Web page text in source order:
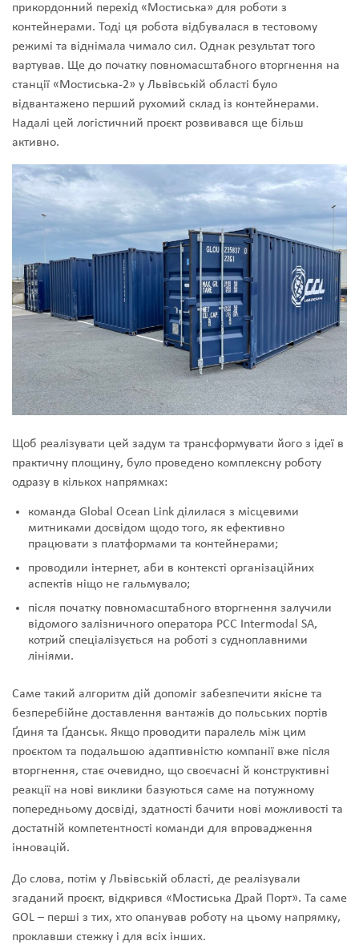
прикордонний перехід «Мостиська» для роботи з
контейнерами. Тоді ця робота відбувалася в тестовому
режимі та віднімала чимало сил. Однак результат того
вартував. Ще до початку повномасштабного вторгнення на
станції «Мостиська-2» у Львівській області було
відвантажено перший рухомий склад із контейнерами.
Надалі цей логістичний проєкт розвивався ще більш
активно.
Щоб реалізувати цей задум та трансформувати його з ідеї в
практичну площину, було проведено комплексну роботу
одразу в кількох напрямках:
команда Global Ocean Link ділилася з місцевими
митниками досвідом щодо того, як ефективно
працювати з платформами та контейнерами;
проводили інтернет, аби в контексті організаційних
аспектів ніщо не гальмувало;
після початку повномасштабного вторгнення залучили
відомого залізничного оператора PCC Intermodal SA,
котрий спеціалізується на роботі з судноплавними
лініями.
Саме такий алгоритм дій допоміг забезпечити якісне та
безперебійне доставлення вантажів до польських портів
Ґдиня та Ґданськ. Якщо проводити паралель між цим
проєктом та подальшою адаптивністю компанії вже після
вторгнення, стає очевидно, що своєчасні й конструктивні
реакції на нові виклики базуються саме на потужному
попередньому досвіді, здатності бачити нові можливості та
достатній компетентності команди для впровадження
інновацій.
До слова, потім у Львівській області, де реалізували
згаданий проєкт, відкрився «Мостиська Драй Порт». Та саме
GOL – перші з тих, хто опанував роботу на цьому напрямку,
проклавши стежку і для всіх інших.